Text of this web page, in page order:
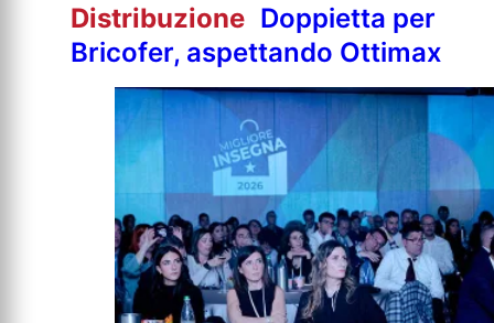
Distribuzione Doppietta per
Bricofer, aspettando Ottimax